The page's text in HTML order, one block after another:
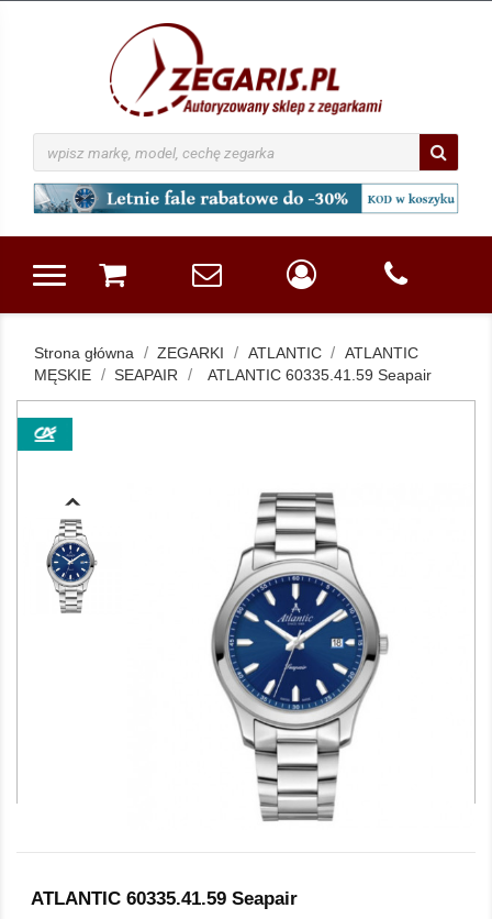
Strona główna ZEGARKI ATLANTIC
ATLANTIC
MĘSKIE
SEAPAIR ATLANTIC 60335.41.59 Seapair
ATLANTIC 60335.41.59 Seapair